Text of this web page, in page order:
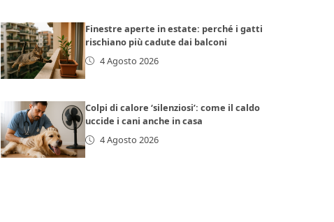
Finestre aperte in estate: perché i gatti
rischiano più cadute dai balconi
4 Agosto 2026
Colpi di calore ‘silenziosi’: come il caldo
uccide i cani anche in casa
4 Agosto 2026